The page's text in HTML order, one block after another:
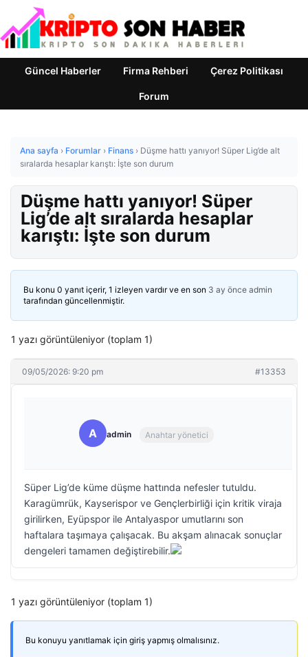
Güncel Haberler Firma Rehberi Çerez Politikası
Forum
Ana sayfa › Forumlar › Finans › Düşme hattı yanıyor! Süper Lig’de alt
sıralarda hesaplar karıştı: İşte son durum
Düşme hattı yanıyor! Süper
Lig’de alt sıralarda hesaplar
karıştı: İşte son durum
Bu konu 0 yanıt içerir, 1 izleyen vardır ve en son 3 ay önce admin
tarafından güncellenmiştir.
1 yazı görüntüleniyor (toplam 1)
09/05/2026: 9:20 pm #13353
A admin Anahtar yönetici
Süper Lig’de küme düşme hattında nefesler tutuldu.
Karagümrük, Kayserispor ve Gençlerbirliği için kritik viraja
girilirken, Eyüpspor ile Antalyaspor umutlarını son
haftalara taşımaya çalışacak. Bu akşam alınacak sonuçlar
dengeleri tamamen değiştirebilir.
1 yazı görüntüleniyor (toplam 1)
Bu konuyu yanıtlamak için giriş yapmış olmalısınız.